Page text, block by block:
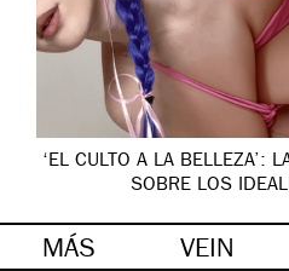
‘EL CULTO A LA BELLEZA’:
SOBRE LOS
MÁS VEIN